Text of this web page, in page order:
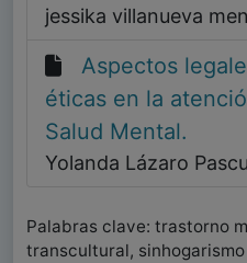
jessika villanueva
Aspectos
éticas en la
Salud Mental.
Yolanda Lázaro
Palabras clave: trastorno
transcultural, sinhogarismo